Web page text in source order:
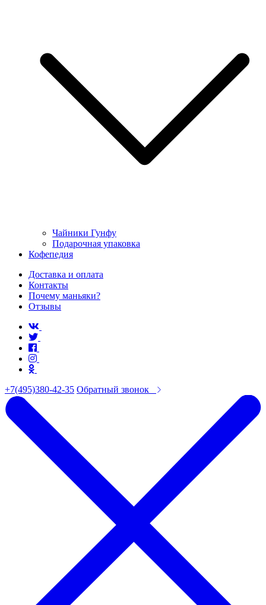
Чайники Гунфу
Подарочная упаковка
Кофепедия
Доставка и оплата
Контакты
Почему маньяки?
Отзывы
+7(495)380-42-35 Обратный звонок